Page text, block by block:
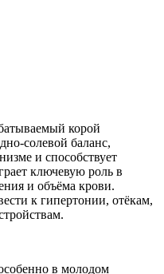
корой
солевой баланс,
и способствует
ключевую роль в
и объёма крови.
к гипертонии, отёкам,
в молодом